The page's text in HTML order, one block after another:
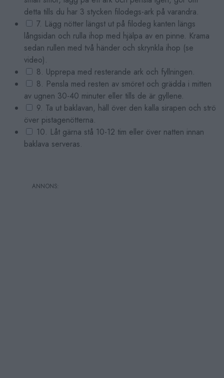
detta tills du har 3 stycken filodegs-ark på varandra.
7. Lägg nötter längst ut på filodeg kanten längs
långsidan och rulla ihop med hjälpa av en pinne. Krama
sedan rullen med två händer och skrynkla ihop (se
video).
8. Upprepa med resterande ark och fyllningen.
8. Pensla med resten av smöret och grädda i mitten
av ugnen 30-40 minuter eller tills de är gyllene.
9. Ta ut baklavan, häll över den kalla sirapen och strö
över pistagenötterna.
10. Låt gärna stå 10-12 tim eller över natten innan
baklava serveras.